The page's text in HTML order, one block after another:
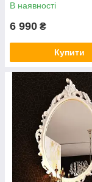
В наявності
6 990 ₴
Купити